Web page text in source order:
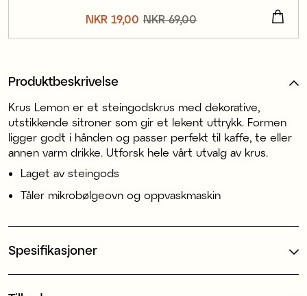
Nåværende pris:NKR 19,00 Forrige pris
NKR 19,00 NKR 69,00
Produktbeskrivelse
Krus Lemon er et steingodskrus med dekorative,
utstikkende sitroner som gir et lekent uttrykk. Formen
ligger godt i hånden og passer perfekt til kaffe, te eller
annen varm drikke. Utforsk hele vårt utvalg av krus.
Laget av steingods
Tåler mikrobølgeovn og oppvaskmaskin
Spesifikasjoner